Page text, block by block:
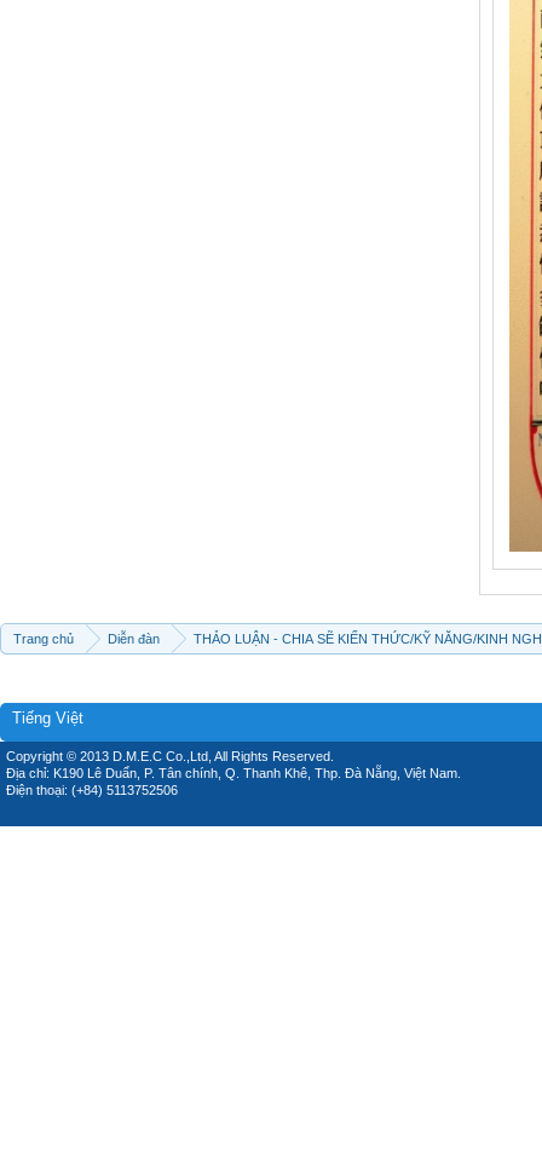
Trang chủ Diễn đàn THẢO LUẬN - CHIA SẼ KIẾN THỨC/KỸ NĂNG/KINH
Tiếng Việt
Copyright © 2013 D.M.E.C Co.,Ltd, All Rights Reserved.
Địa chỉ: K190 Lê Duẩn, P. Tân chính, Q. Thanh Khê, Thp. Đà Nẵng, Việt Nam.
Điện thoại: (+84) 5113752506